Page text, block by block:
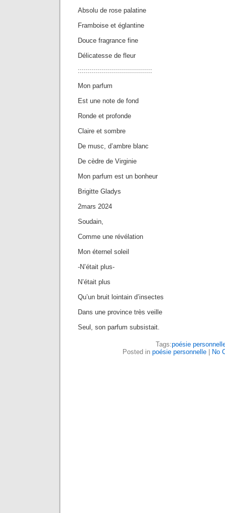
Absolu de rose palatine
Framboise et églantine
Douce fragrance fine
Délicatesse de fleur
:::::::::::::::::::::::::::::::::::::
Mon parfum
Est une note de fond
Ronde et profonde
Claire et sombre
De musc, d’ambre blanc
De cèdre de Virginie
Mon parfum est un bonheur
Brigitte Gladys
2mars 2024
Soudain,
Comme une révélation
Mon éternel soleil
-N’était plus-
N’était plus
Qu’un bruit lointain d’insectes
Dans une province très veille
Seul, son parfum subsistait.
Tags:poésie
Posted in poésie personnelle No